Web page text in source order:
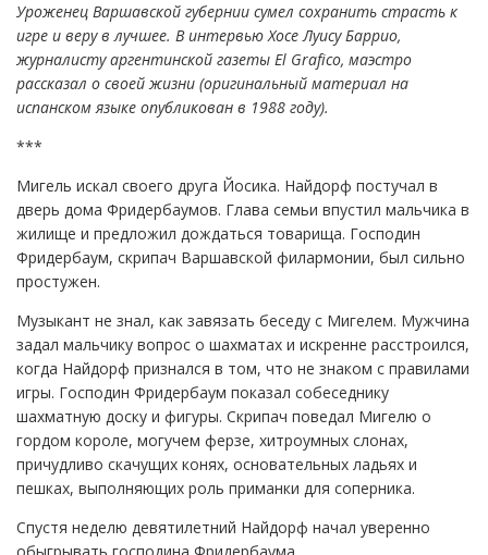
Уроженец Варшавской губернии сумел сохранить страсть к
игре и веру в лучшее. В интервью Хосе Луису Баррио,
журналисту аргентинской газеты El Grafico, маэстро
рассказал о своей жизни (оригинальный материал на
испанском языке опубликован в 1988 году).
***
Мигель искал своего друга Йосика. Найдорф постучал в
дверь дома Фридербаумов. Глава семьи впустил мальчика в
жилище и предложил дождаться товарища. Господин
Фридербаум, скрипач Варшавской филармонии, был сильно
простужен.
Музыкант не знал, как завязать беседу с Мигелем. Мужчина
задал мальчику вопрос о шахматах и искренне расстроился,
когда Найдорф признался в том, что не знаком с правилами
игры. Господин Фридербаум показал собеседнику
шахматную доску и фигуры. Скрипач поведал Мигелю о
гордом короле, могучем ферзе, хитроумных слонах,
причудливо скачущих конях, основательных ладьях и
пешках, выполняющих роль приманки для соперника.
Спустя неделю девятилетний Найдорф начал уверенно